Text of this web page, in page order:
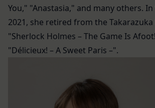
You," "Anastasia," and many others.
2021, she retired from the Takarazuka
"Sherlock Holmes – The Game Is
"Délicieux! – A Sweet Paris –".
ー」といいます。これに類似の技術を
を使用することがあります。
クッキーは、ウェブサイトを利用され
クセスしたURL、コンテンツ、参照順
齢や性別、職業、居住地域、位置情報
発信する場合、それらは本規約の一部
のとし、個別規定、追加規定又はルー
と抵触する場合には、当該個別規定、
ルール等が優先されるものとします。
会員の明示の承諾を得ることなく、本
ることができるものとします。
前項による本規約の変更をするときは